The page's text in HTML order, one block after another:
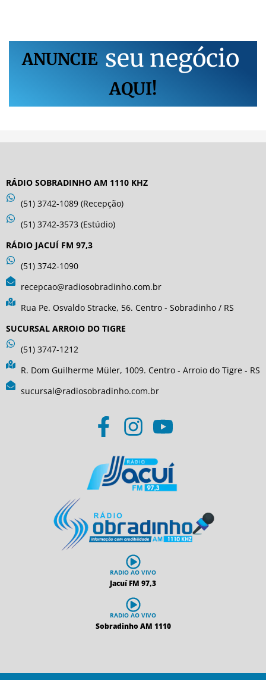
ANUNCIE seu negócio
AQUI!
RÁDIO SOBRADINHO AM 1110 KHZ
(51) 3742-1089 (Recepção)
(51) 3742-3573 (Estúdio)
RÁDIO JACUÍ FM 97,3
(51) 3742-1090
recepcao@radiosobradinho.com.br
Rua Pe. Osvaldo Stracke, 56. Centro - Sobradinho / RS
SUCURSAL ARROIO DO TIGRE
(51) 3747-1212
R. Dom Guilherme Müler, 1009. Centro - Arroio do Tigre - RS
sucursal@radiosobradinho.com.br
RADIO AO VIVO
Jacuí FM 97,3
RADIO AO VIVO
Sobradinho AM 1110